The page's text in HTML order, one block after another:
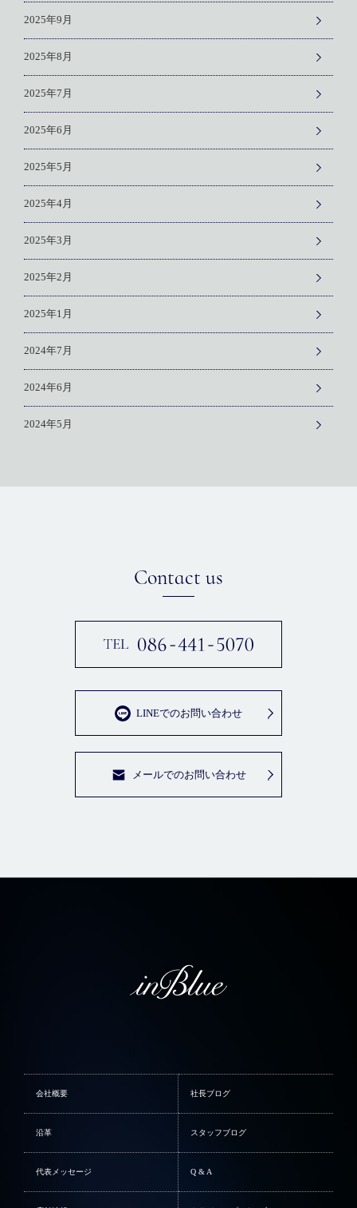
2025年9月
2025年8月
2025年7月
2025年6月
2025年5月
2025年4月
2025年3月
2025年2月
2025年1月
2024年7月
2024年6月
2024年5月
Contact us
LINEでのお問い合わせ
メールでのお問い合わせ
会社概要 社長ブログ
沿革 スタッフブログ
代表メッセージ Q & A